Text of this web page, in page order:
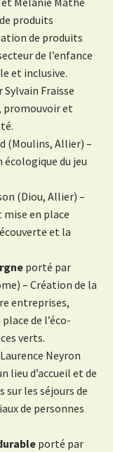
produits
de produits
de l’enfance
et inclusive.
Fraisse
promouvoir et
(Moulins, Allier) –
du jeu
(Diou, Allier) –
en place
et la
porté par
– Création de la
entreprises,
de l’éco-
verts.
Neyron
lieu d’accueil et de
sur les séjours de
de personnes
porté par